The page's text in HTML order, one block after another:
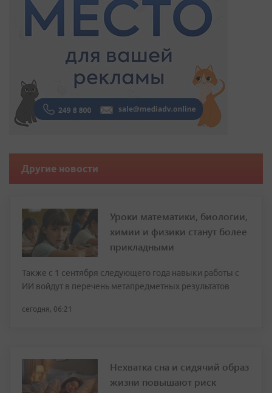
Другие новости
Уроки математики, биологии,
химии и физики станут более
прикладными
Также с 1 сентября следующего года навыки работы с
ИИ войдут в перечень метапредметных результатов
сегодня, 06:21
Нехватка сна и сидячий образ
жизни повышают риск